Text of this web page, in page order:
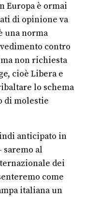
Europa è ormai
di opinione va
una norma
contro
non richiesta
cioè Libera e
lo schema
di molestie
anticipato in
saremo al
dei
come
italiana un